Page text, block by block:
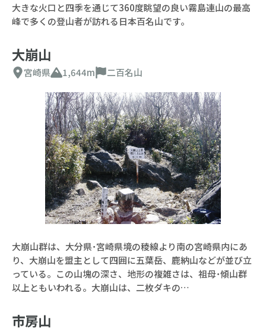
大きな火口と四季を通じて360度眺望の良い霧島連山の最高
峰で多くの登山者が訪れる日本百名山です。
大崩山
宮崎県 1,644m 二百名山
大崩山群は、大分県･宮崎県境の稜線より南の宮崎県内にあ
り、大崩山を盟主として四囲に五葉岳、鹿納山などが並び立
っている。この山塊の深さ、地形の複雑さは、祖母･傾山群
以上ともいわれる。大崩山は、二枚ダキの…
市房山